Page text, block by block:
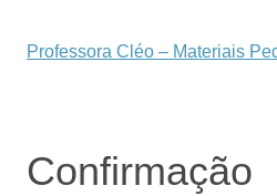
Professora Cléo – Materiais
Confirmação